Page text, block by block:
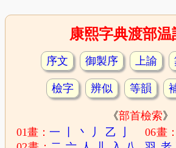
康熙字典渡部温
序文 御製序 上諭
檢字 辨似 等韻
《部首檢索》
01畫：一 丶 丿 乙 06畫